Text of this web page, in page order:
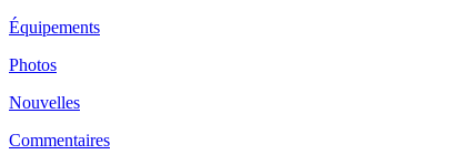
Équipements
Photos
Nouvelles
Commentaires